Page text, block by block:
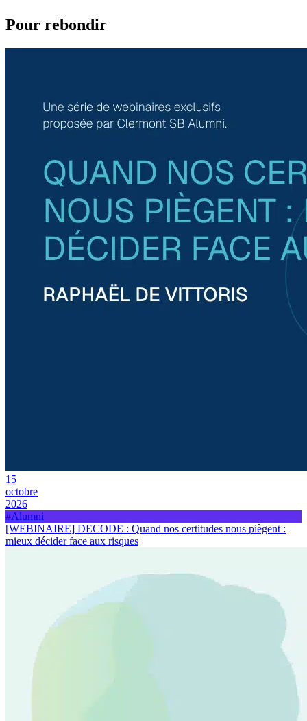
Pour rebondir
15
octobre
2026
#Alumni
[WEBINAIRE] DECODE : Quand nos certitudes nous piègent :
mieux décider face aux risques